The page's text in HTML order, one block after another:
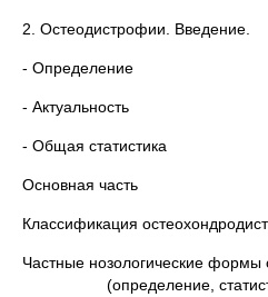
2. Остеодистрофии. Введение.
- Определение
- Актуальность
- Общая статистика
Основная часть
Классификация
Частные нозологические формы
(определение,